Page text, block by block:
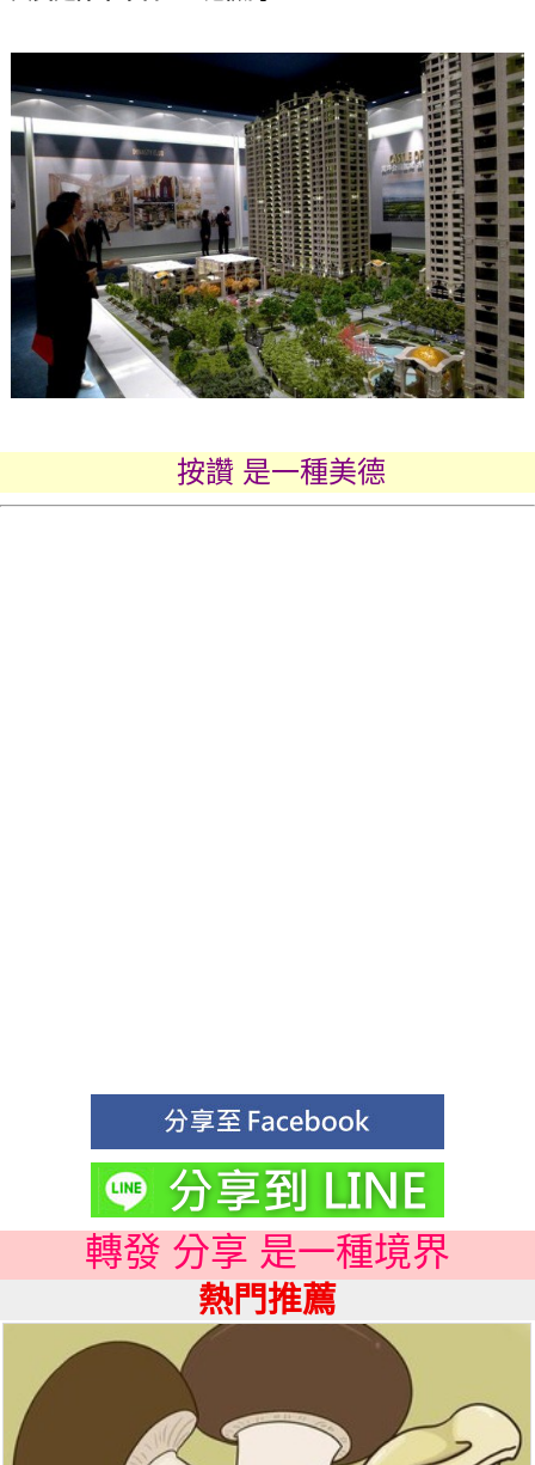
按讚 是一種美德
轉發 分享 是一種境界
熱門推薦